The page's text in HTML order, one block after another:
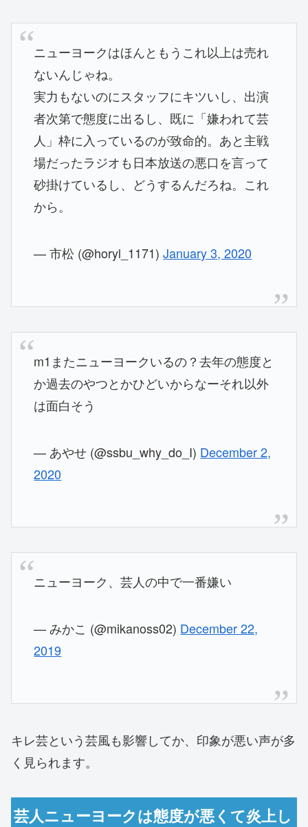
ニューヨークはほんともうこれ以上は売れ
ないんじゃね。
実力もないのにスタッフにキツいし、出演
者次第で態度に出るし、既に「嫌われて芸
人」枠に入っているのが致命的。あと主戦
場だったラジオも日本放送の悪口を言って
砂掛けているし、どうするんだろね。これ
から。
— 市松 (@horyl_1171)January 3, 2020
m1またニューヨークいるの？去年の態度と
か過去のやつとかひどいからなーそれ以外
は面白そう
— あやせ (@ssbu_why_do_I) December 2,
2020
ニューヨーク、芸人の中で一番嫌い
— みかこ (@mikanoss02) December 22,
2019
キレ芸という芸風も影響してか、印象が悪い声が多
く見られます。
芸人ニューヨークは態度が悪くて炎上し